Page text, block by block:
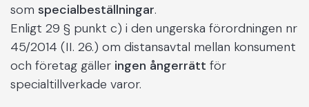
som specialbeställningar.
Enligt 29 § punkt c) i den ungerska förordningen nr
45/2014 (II. 26.) om distansavtal mellan konsument
och företag gäller ingen ångerrätt för
specialtillverkade varor.